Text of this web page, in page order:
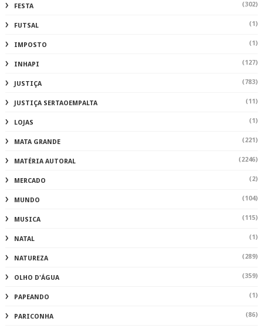
FESTA (302)
FUTSAL (1)
IMPOSTO (1)
INHAPI (127)
JUSTIÇA (783)
JUSTIÇA SERTAOEMPALTA (11)
LOJAS (1)
MATA GRANDE (221)
MATÉRIA AUTORAL (2246)
MERCADO (2)
MUNDO (104)
MUSICA (115)
NATAL (1)
NATUREZA (289)
OLHO D'ÁGUA (359)
PAPEANDO (1)
PARICONHA (86)